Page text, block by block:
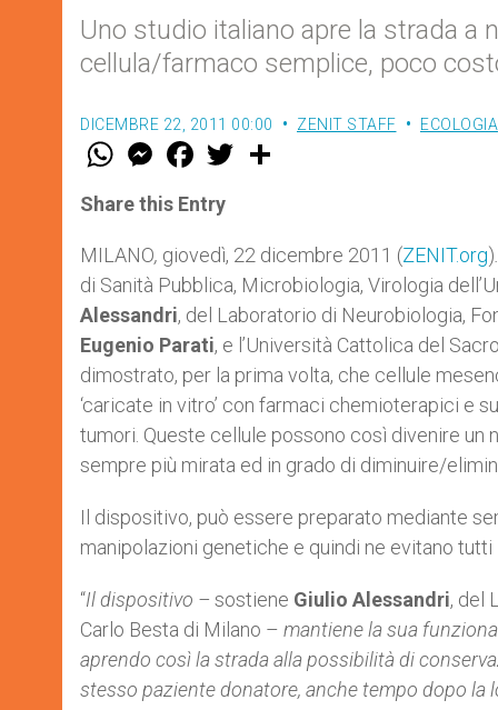
Uno studio italiano apre la strada a
cellula/farmaco semplice, poco
DICEMBRE 22, 2011 00:00 ZENIT STAFF ECOLOGIA
W
t
s
p
p
M
e
s
e
g
e
r
F
a
e
b
o
k
w
r
Share this Entry
MILANO, giovedì, 22 dicembre 2011 (ZENIT.org)
di Sanità Pubblica, Microbiologia, Virologia
Alessandri, del Laboratorio di Neurobiologia,
Eugenio Parati, e l’Università Cattolica del
dimostrato, per la prima volta, che cellule
‘caricate in vitro’ con farmaci chemioterapici e
tumori. Queste cellule possono così divenire
sempre più mirata ed in grado di diminuire/
Il dispositivo, può essere preparato mediante
manipolazioni genetiche e quindi ne evitano tutti
“Il dispositivo – sostiene Giulio Alessandri, del
Carlo Besta di Milano – mantiene la sua
aprendo così la strada alla possibilità di
stesso paziente donatore, anche tempo dopo la